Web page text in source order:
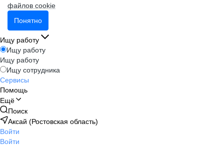
файлов cookie
Понятно
Ищу работу
Ищу работу
Ищу работу
Ищу сотрудника
Сервисы
Помощь
Ещё
Поиск
Аксай (Ростовская область)
Войти
Войти